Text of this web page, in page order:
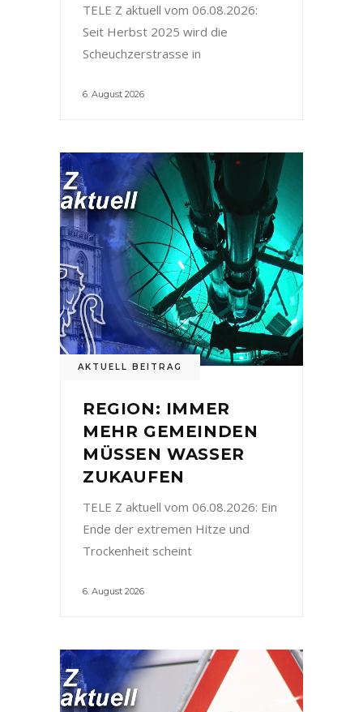
TELE Z aktuell vom 06.08.2026:
Seit Herbst 2025 wird die
Scheuchzerstrasse in
6. August 2026
AKTUELL BEITRAG
REGION: IMMER
MEHR GEMEINDEN
MÜSSEN WASSER
ZUKAUFEN
TELE Z aktuell vom 06.08.2026: Ein
Ende der extremen Hitze und
Trockenheit scheint
6. August 2026